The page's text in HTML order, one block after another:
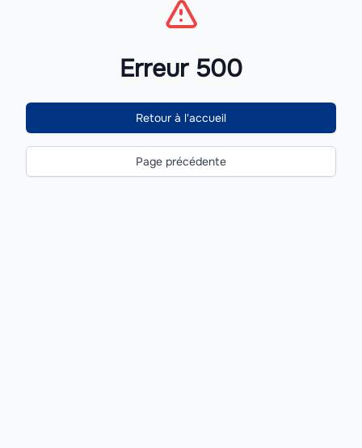
Erreur 500
Retour à l'accueil
Page précédente